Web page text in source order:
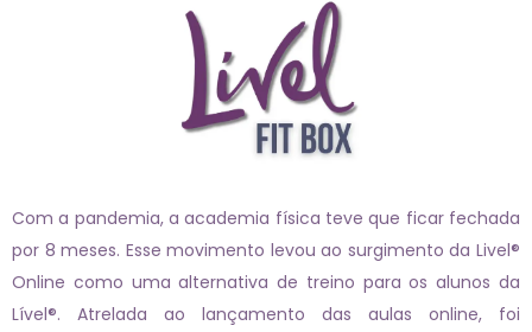
Com a pandemia, a academia física teve que ficar fechada
por 8 meses. Esse movimento levou ao surgimento da Livel®
Online como uma alternativa de treino para os alunos da
Lível®. Atrelada ao lançamento das aulas online, foi